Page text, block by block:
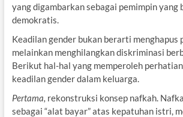
yang digambarkan sebagai pemimpin yang
demokratis.
Keadilan gender bukan berarti menghapus
melainkan menghilangkan diskriminasi
Berikut hal-hal yang memperoleh
keadilan gender dalam keluarga.
Pertama, rekonstruksi konsep nafkah.
sebagai “alat bayar” atas kepatuhan istri,